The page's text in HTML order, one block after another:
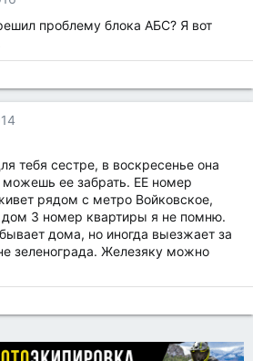
проблему блока АБС? Я вот
тебя сестре, в воскресенье она
ее забрать. ЕЕ номер
рядом с метро Войковское,
дом 3 номер квартиры я не помню.
дома, но иногда выезжает за
зеленограда. Железяку можно